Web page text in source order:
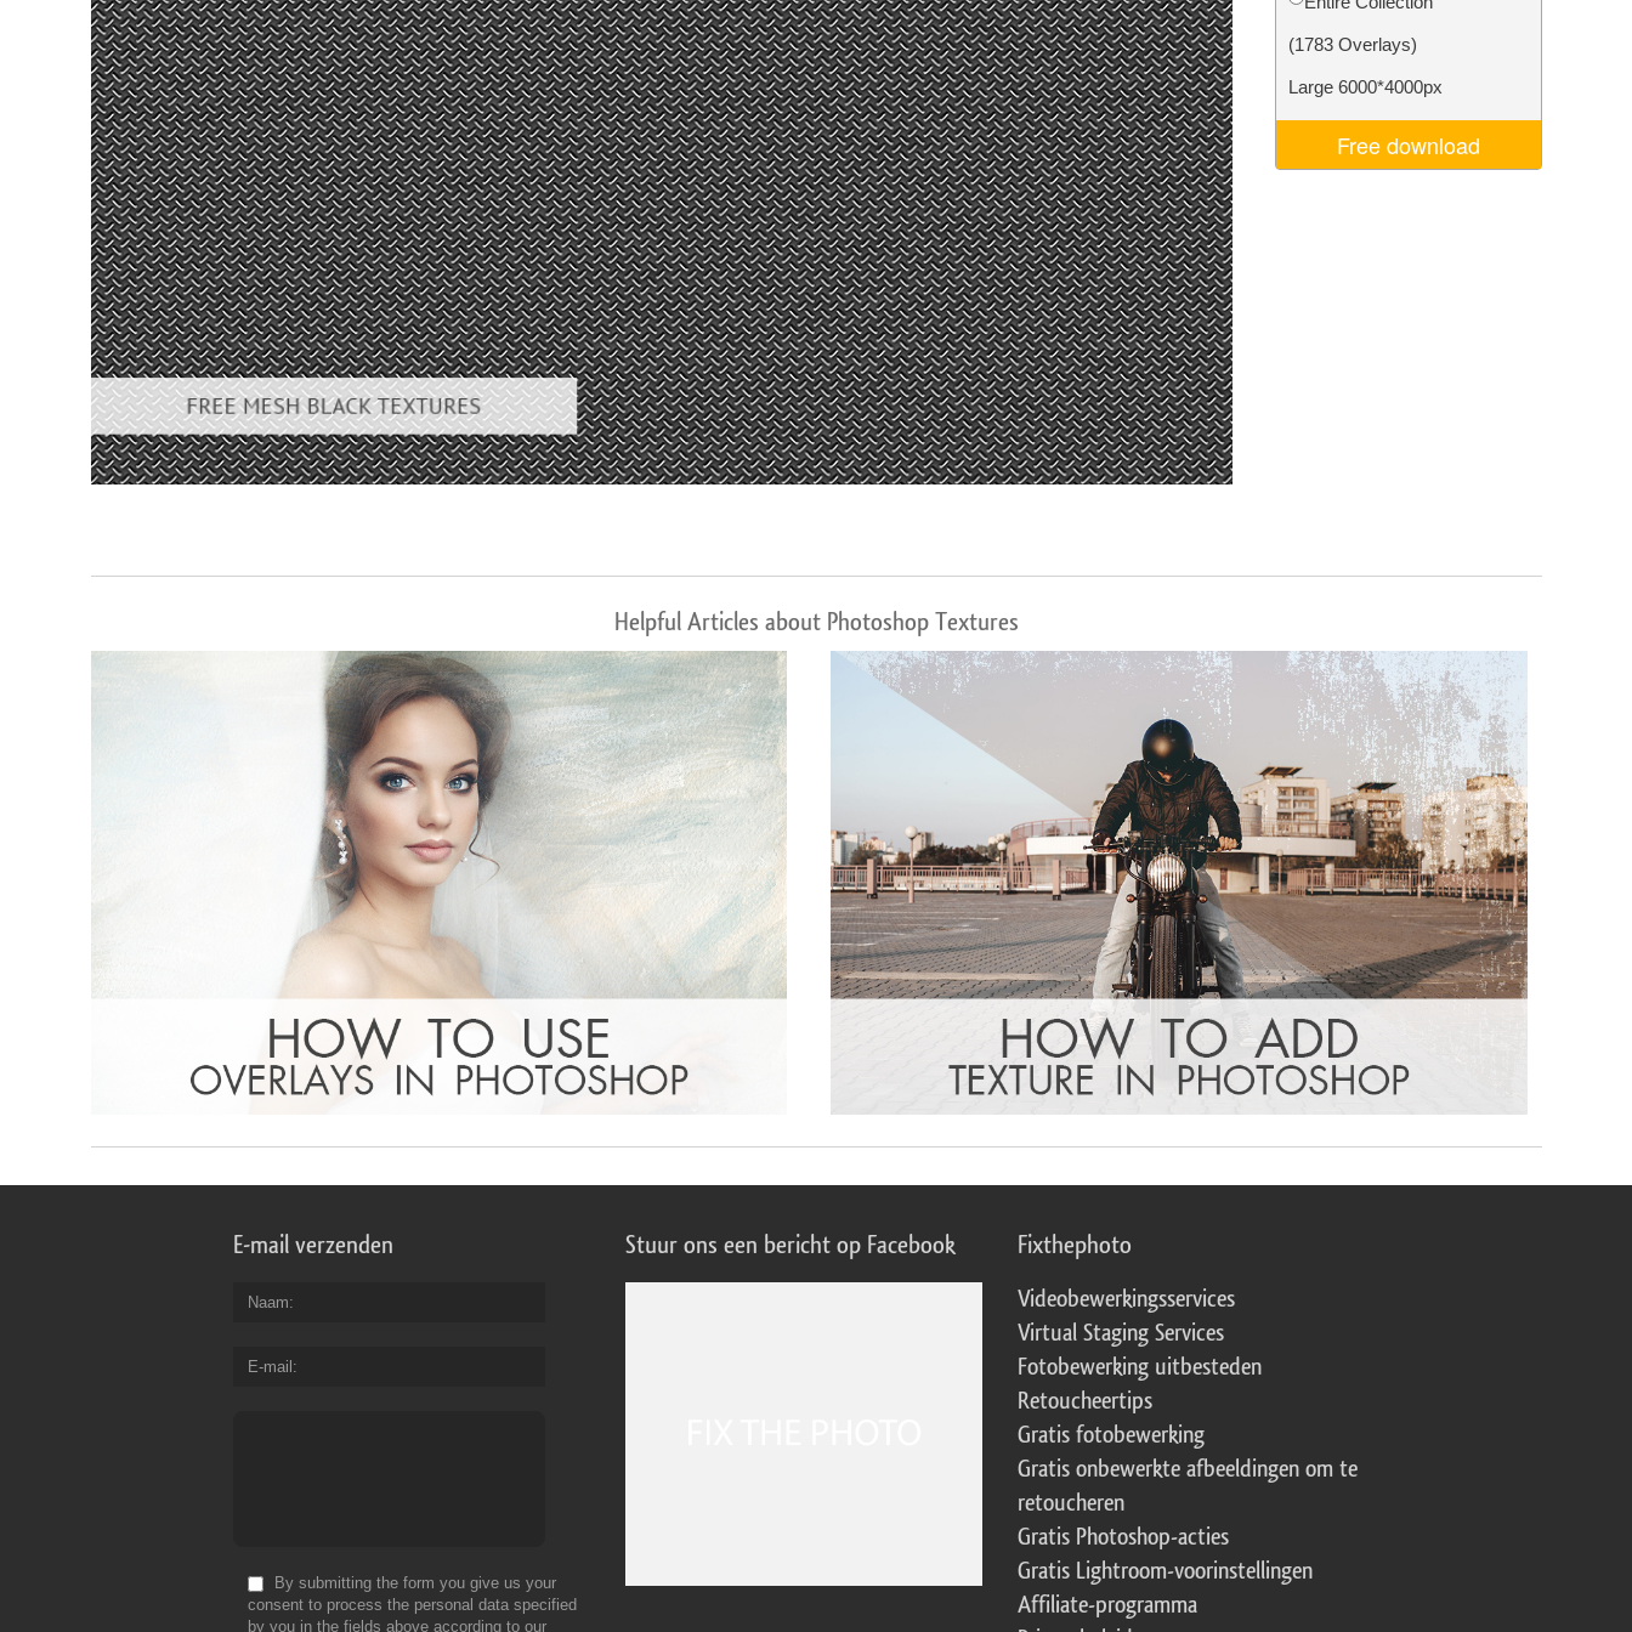
Productfoto's bewerken Sieraden Fotobewerking AI-trainingsgegevens Video Editing Services
(1783 Overlays)
Large 6000*4000px
Free download
Helpful Articles about Photoshop Textures
E-mail verzenden
Naam
E-mail
By submitting the form you give us your
consent to process the personal data specified
by you in the fields above according to our
Stuur ons een bericht op Facebook Fixthephoto
Videobewerkingsservices
Virtual Staging Services
Fotobewerking uitbesteden
Retoucheertips
Gratis fotobewerking
Gratis onbewerkte afbeeldingen om te
retoucheren
Gratis Photoshop-acties
Gratis Lightroom-voorinstellingen
Affiliate-programma